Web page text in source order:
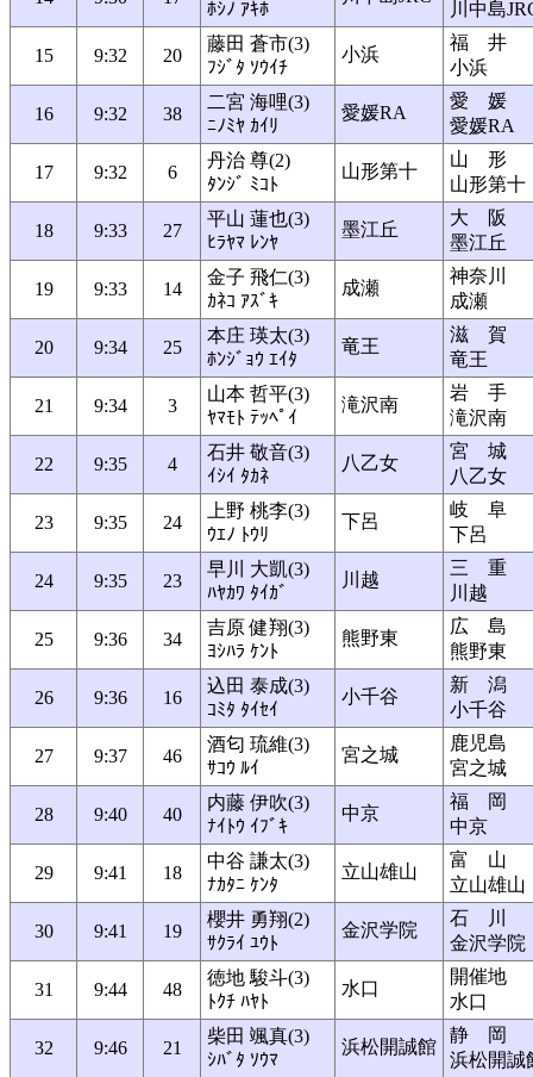
ﾎｼﾉ ｱｷﾎ
川中島
15 9:32 20
藤田 蒼市(3)
ﾌｼﾞﾀ ｿｳｲﾁ
小浜
福 井
小浜
16 9:32 38
二宮 海哩(3)
ﾆﾉﾐﾔ ｶｲﾘ
愛媛RA
愛 媛
愛媛RA
17 9:32 6
丹治 尊(2)
ﾀﾝｼﾞ ﾐｺﾄ
山形第十
山 形
山形第十
18 9:33 27
平山 蓮也(3)
ﾋﾗﾔﾏ ﾚﾝﾔ
墨江丘
大 阪
墨江丘
19 9:33 14
金子 飛仁(3)
ｶﾈｺ ｱｽﾞｷ
成瀬
神奈川
成瀬
20 9:34 25
本庄 瑛太(3)
ﾎﾝｼﾞｮｳ ｴｲﾀ
竜王
滋 賀
竜王
21 9:34 3
山本 哲平(3)
ﾔﾏﾓﾄ ﾃｯﾍﾟｲ
滝沢南
岩 手
滝沢南
22 9:35 4
石井 敬音(3)
ｲｼｲ ﾀｶﾈ
八乙女
宮 城
八乙女
23 9:35 24
上野 桃李(3)
ｳｴﾉ ﾄｳﾘ
下呂
岐 阜
下呂
24 9:35 23
早川 大凱(3)
ﾊﾔｶﾜ ﾀｲｶﾞ
川越
三 重
川越
25 9:36 34
吉原 健翔(3)
ﾖｼﾊﾗ ｹﾝﾄ
熊野東
広 島
熊野東
26 9:36 16
込田 泰成(3)
ｺﾐﾀ ﾀｲｾｲ
小千谷
新 潟
小千谷
27 9:37 46
酒匂 琉維(3)
ｻｺｳ ﾙｲ
宮之城
鹿児島
宮之城
28 9:40 40
内藤 伊吹(3)
ﾅｲﾄｳ ｲﾌﾞｷ
中京
福 岡
中京
29 9:41 18
中谷 謙太(3)
ﾅｶﾀﾆ ｹﾝﾀ
立山雄山
富 山
立山雄山
30 9:41 19
櫻井 勇翔(2)
ｻｸﾗｲ ﾕｳﾄ
金沢学院
石 川
金沢学院
31 9:44 48
徳地 駿斗(3)
ﾄｸﾁ ﾊﾔﾄ
水口
開催地
水口
32 9:46 21
柴田 颯真(3)
ｼﾊﾞﾀ ｿｳﾏ
浜松開誠館
静 岡
浜松開誠